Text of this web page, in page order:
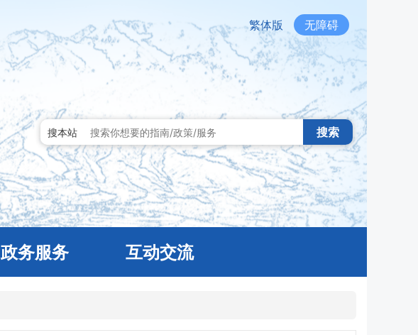
繁体版 无障碍
搜本站 搜索
政务服务 互动交流